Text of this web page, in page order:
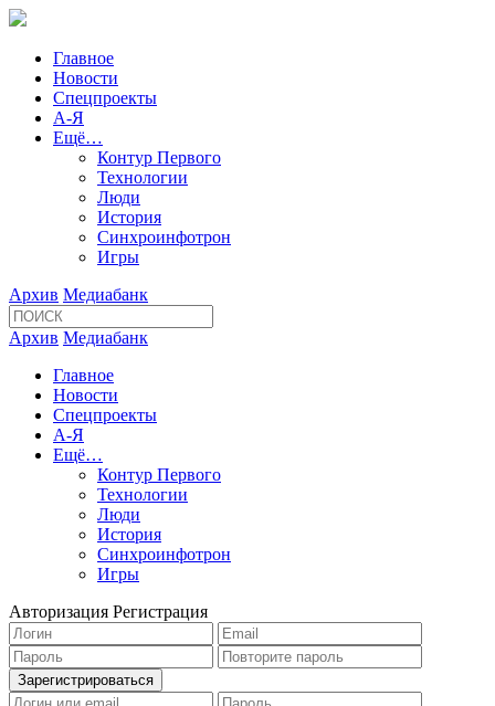
Главное
Новости
Спецпроекты
А-Я
Ещё…
Контур Первого
Технологии
Люди
История
Синхроинфотрон
Игры
Архив Медиабанк
Архив Медиабанк
Главное
Новости
Спецпроекты
А-Я
Ещё…
Контур Первого
Технологии
Люди
История
Синхроинфотрон
Игры
Авторизация Регистрация